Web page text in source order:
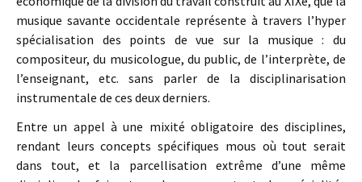
musique savante occidentale représente à travers l’hyper
spécialisation des points de vue sur la musique : du
compositeur, du musicologue, du public, de l’interprète, de
l’enseignant, etc. sans parler de la disciplinarisation
instrumentale de ces deux derniers.
Entre un appel à une mixité obligatoire des disciplines,
rendant leurs concepts spécifiques mous où tout serait
dans tout, et la parcellisation extrême d’une même